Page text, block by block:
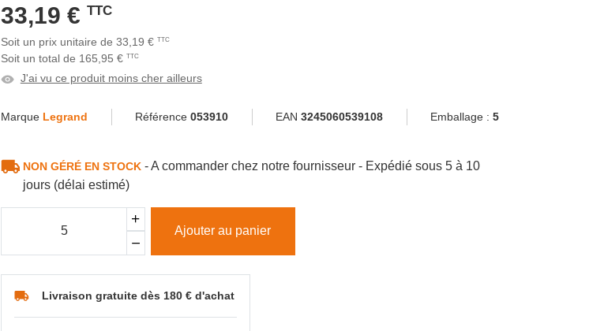
33,19 € TTC
Soit un prix unitaire de 33,19 € TTC
Soit un total de 165,95 € TTC
J'ai vu ce produit moins cher ailleurs
Marque Legrand Référence 053910 EAN 3245060539108 Emballage : 5
NON GÉRÉ EN STOCK- A commander chez notre fournisseur - Expédié sous 5 à 10
jours (délai estimé)
Ajouter au panier
Livraison gratuite dès 180 € d'achat